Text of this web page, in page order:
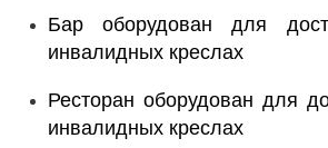
Бар оборудован для
инвалидных креслах
Ресторан оборудован для
инвалидных креслах